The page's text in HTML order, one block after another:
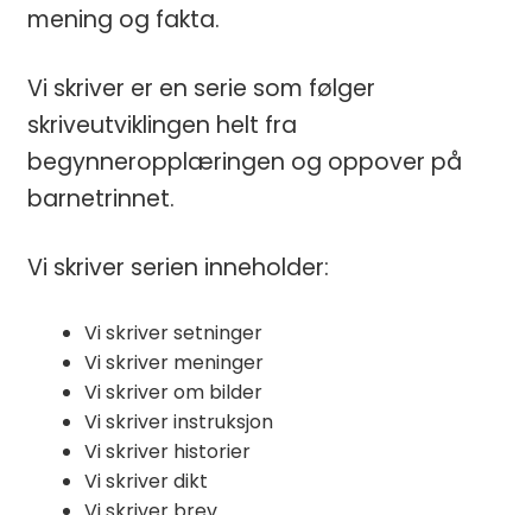
mening og fakta.
Vi skriver er en serie som følger
skriveutviklingen helt fra
begynneropplæringen og oppover på
barnetrinnet.
Vi skriver serien inneholder:
Vi skriver setninger
Vi skriver meninger
Vi skriver om bilder
Vi skriver instruksjon
Vi skriver historier
Vi skriver dikt